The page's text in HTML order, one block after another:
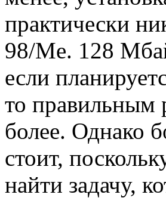
практически
98/Me. 128
если
то правильным
более. Однако
стоит,
найти задачу,